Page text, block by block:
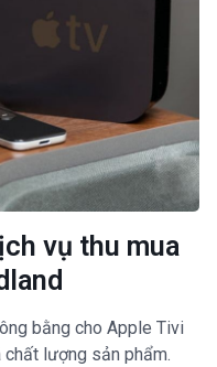
vụ thu mua
bằng cho Apple Tivi
lượng sản phẩm.